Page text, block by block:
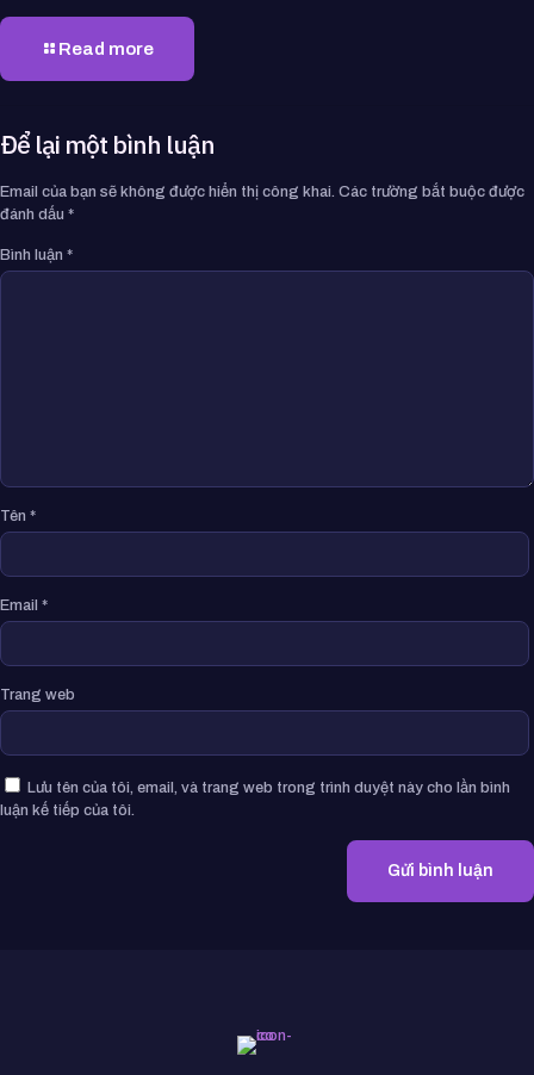
Read more
Để lại một bình luận
Email của bạn sẽ không được hiển thị công khai. Các trường bắt buộc được
đánh dấu *
Bình luận *
Tên *
Email *
Trang web
Lưu tên của tôi, email, và trang web trong trình duyệt này cho lần bình
luận kế tiếp của tôi.